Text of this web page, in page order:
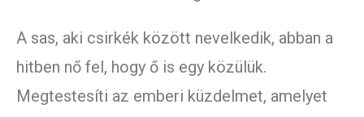
A sas, aki csirkék között nevelkedik, abban a
hitben nő fel, hogy ő is egy közülük.
Megtestesíti az emberi küzdelmet, amelyet